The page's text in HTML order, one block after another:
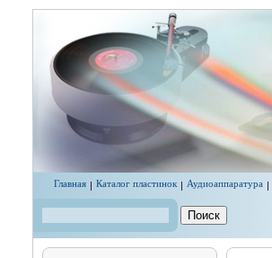
Главная Каталог пластинок Аудиоаппаратура